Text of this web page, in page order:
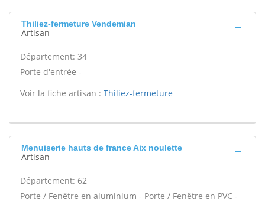
Thiliez-fermeture Vendemian
Artisan
Département: 34
Porte d'entrée -
Voir la fiche artisan : Thiliez-fermeture
Menuiserie hauts de france Aix noulette
Artisan
Département: 62
Porte / Fenêtre en aluminium - Porte / Fenêtre en PVC -